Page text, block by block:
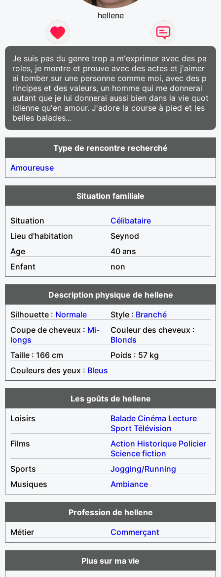
hellene
Je suis pas du genre trop a m'exprimer avec des pa
roles, je montre et prouve avec des actes et j'aimer
ai tomber sur une personne comme moi, avec des p
rincipes et des valeurs, un homme qui me donnerai
autant que je lui donnerai aussi bien dans la vie quot
idienne qu'en amour. J'adore la course à pied et les
belles balades...
Type de rencontre recherché
Amoureuse
Situation familiale
Situation
Célibataire
Lieu d'habitation
Seynod
Age
40 ans
Enfant
non
Description physique de hellene
Silhouette : Normale Style : Branché
Coupe de cheveux : Mi-
longs
Couleur des cheveux :
Blonds
Taille : 166 cm
Poids : 57 kg
Couleurs des yeux : Bleus
Les goûts de hellene
Loisirs
Balade Cinéma Lecture
Sport Télévision
Films
Action Historique Policier
Science fiction
Sports
Jogging/Running
Musiques
Ambiance
Profession de hellene
Métier
Commerçant
Plus sur ma vie